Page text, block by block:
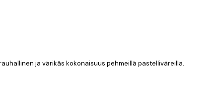
ja värikäs kokonaisuus pehmeillä pastelliväreillä.